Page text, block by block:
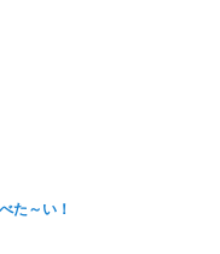
た～い！